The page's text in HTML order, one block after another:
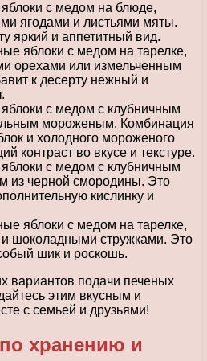
с медом на блюде,
ягодами и листьями мяты.
яркий и аппетитный вид.
яблоки с медом на тарелке,
орехами или измельченным
к десерту нежный и
с медом с клубничным
мороженым. Комбинация
и холодного мороженого
контраст во вкусе и текстуре.
с медом с клубничным
из черной смородины. Это
кислинку и
яблоки с медом на тарелке,
шоколадными стружками. Это
шик и роскошь.
вариантов подачи печеных
этим вкусным и
с семьей и друзьями!
хранению и